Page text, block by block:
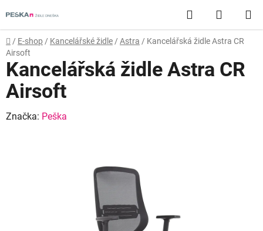
na
obsah
Hledat
KOŠÍK
Domů
/ E-shop / Kancelářské židle / Astra / Kancelářská židle Astra CR
Airsoft
Kancelářská židle Astra CR
Airsoft
Značka: Peška